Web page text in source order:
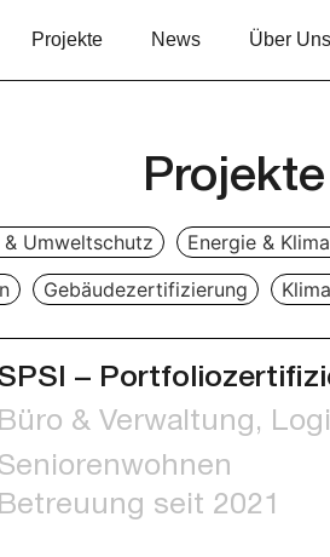
Projekte News Über Uns
Projekte
Umweltschutz Energie &
Gebäudezertifizierung
–
Büro & Verwaltung,
Betreuung seit 2021